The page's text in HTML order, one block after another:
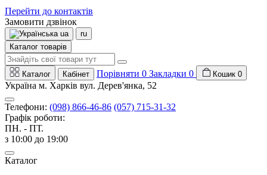
Перейти до контактів
Замовити дзвінок
ua
ru
Каталог товарів
Каталог Кабінет Порівняти 0 Закладки 0 Кошик 0
Україна м. Харків вул. Дерев'янка, 52
Телефони: (098) 866-46-86 (057) 715-31-32
Графік роботи:
ПН. - ПТ.
з 10:00 до 19:00
Каталог